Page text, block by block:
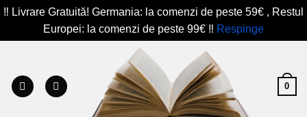
‼️ Livrare Gratuită! Germania: la comenzi de peste 59€ , Restul
Europei: la comenzi de peste 99€ ‼️ Respinge
content
0